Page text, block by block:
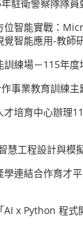
駐衛警察隊隊員
位智能實戰：
覺智能應用-教師
訓練場－115年
事業教育訓練主
才培育中心辦理
慧工程設計與模
學連結合作育才
AI x Python 程式